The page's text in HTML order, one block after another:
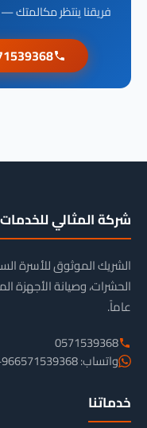
فريقنا ينتظر
شركة المثالي للخدمات
الشريك الموثوق للأسرة
عاماً.
0571539368
واتساب: 966571539368+
خدماتنا